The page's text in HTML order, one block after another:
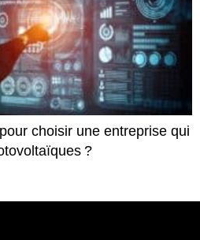
choisir une entreprise qui
?